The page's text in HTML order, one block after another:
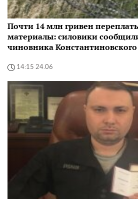
Почти 14 млн гривен
материалы: силовики
чиновника Константиновского
14:15 24.06